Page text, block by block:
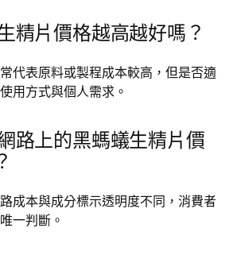
精片價格越高越好嗎？
代表原料或製程成本較高，但是否適
用方式與個人需求。
路上的黑螞蟻生精片價
成本與成分標示透明度不同，消費者
一判斷。